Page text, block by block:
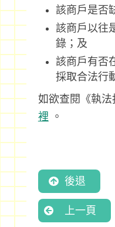
該商戶是否
該商戶以往
錄；及
該商戶有否
採取合法行
如欲查閱《執
裡 。
後退
上一頁